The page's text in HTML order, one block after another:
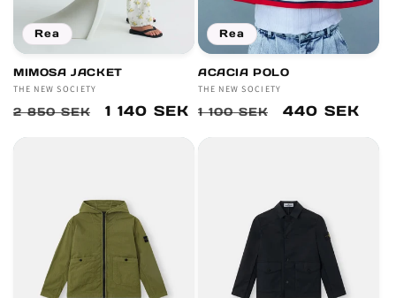
Rea
MIMOSA JACKET
Säljare:
THE NEW SOCIETY
Ordinarie
2 850 SEK Försäljningspris
1 140 SEK
Rea
ACACIA POLO
Säljare:
THE NEW SOCIETY
Ordinarie
1 100 SEK 440 SEK